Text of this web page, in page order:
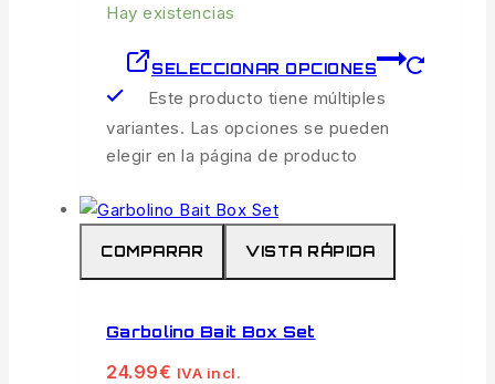
Hay existencias
SELECCIONAR OPCIONES
Este producto tiene múltiples
variantes. Las opciones se pueden
elegir en la página de producto
COMPARAR VISTA RÁPIDA
Garbolino Bait Box Set
24.99€ IVA incl.